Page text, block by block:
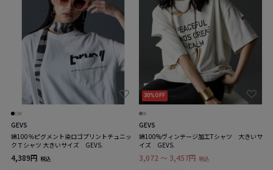
GEVS
綿100％ピグメント染ロゴプリントチュニッ
クＴシャツ 大きいサイズ GEVS.
4,389円 税込
30%OFF
GEVS
綿100%ヴィンテージ加工Tシャツ 大きいサ
イズ GEVS.
3,072 ～ 3,457円 税込